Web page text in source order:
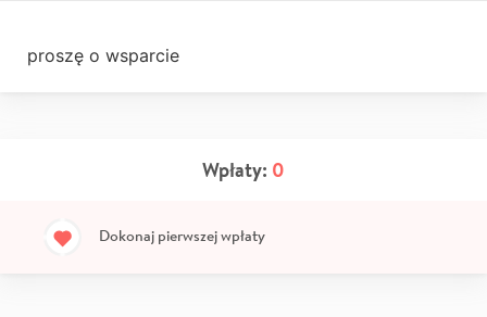
proszę o wsparcie
Wpłaty: 0
Dokonaj pierwszej wpłaty